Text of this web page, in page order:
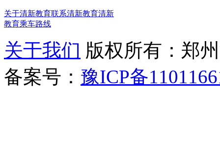
关于清新教育联系清新教育清新
教育乘车路线
关于我们 版权所有：郑
备案号： 豫ICP备